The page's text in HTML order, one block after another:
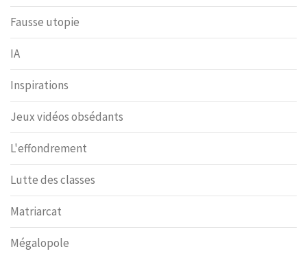
Fausse utopie
IA
Inspirations
Jeux vidéos obsédants
L'effondrement
Lutte des classes
Matriarcat
Mégalopole